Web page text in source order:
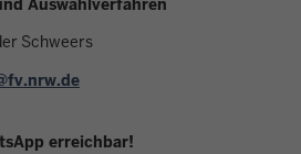
Schweers
erreichbar!